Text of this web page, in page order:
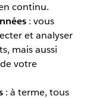
continu.
: vous
et analyser
mais aussi
votre
: à terme, tous